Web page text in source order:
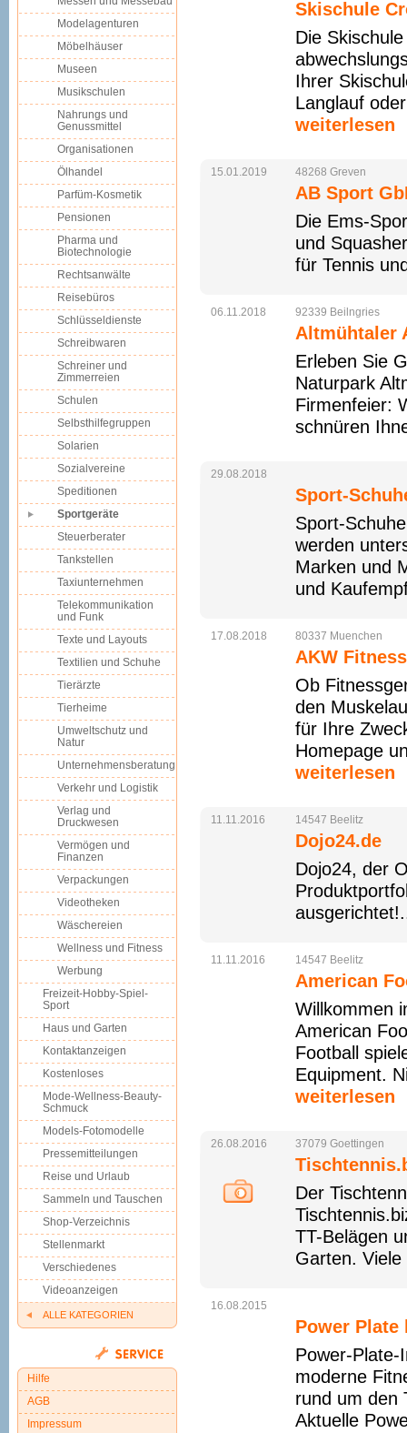
Skischule
Die
Ihrer
Langlauf
weiterlesen
15.01.2019 48268 Greven
AB Sport
Die Ems-
und
für Tennis
06.11.2018 92339 Beilngries
Altmühtaler
Erleben Sie
Naturpark
Firmenfeier:
schnüren
29.08.2018
Sport-
Sport-
werden
Marken und
und
17.08.2018 80337 Muenchen
AKW
Ob
den
für Ihre
Homepage
weiterlesen
11.11.2016 14547 Beelitz
Dojo24.de
Dojo24, der
11.11.2016 14547 Beelitz
American
Willkommen
American
Football
Equipment.
weiterlesen
26.08.2016 37079 Goettingen
Der
TT-Belägen
Garten.
16.08.2015
Power Plate
Power-Plate-
moderne
rund um den
Aktuelle
Modelagenturen
Möbelhäuser
Museen
Musikschulen
Nahrungs und
Genussmittel
Organisationen
Ölhandel
Parfüm-Kosmetik
Pensionen
Pharma und
Biotechnologie
Rechtsanwälte
Reisebüros
Schlüsseldienste
Schreibwaren
Schreiner und
Zimmerreien
Schulen
Selbsthilfegruppen
Solarien
Sozialvereine
Speditionen
Sportgeräte
Steuerberater
Tankstellen
Taxiunternehmen
Telekommunikation
und Funk
Texte und Layouts
Textilien und Schuhe
Tierärzte
Tierheime
Umweltschutz und
Natur
Unternehmensberatung
Verkehr und Logistik
Verlag und
Druckwesen
Vermögen und
Finanzen
Verpackungen
Videotheken
Wäschereien
Wellness und Fitness
Werbung
Freizeit-Hobby-Spiel-
Sport
Haus und Garten
Kontaktanzeigen
Kostenloses
Mode-Wellness-Beauty-
Schmuck
Models-Fotomodelle
Pressemitteilungen
Reise und Urlaub
Sammeln und Tauschen
Shop-Verzeichnis
Stellenmarkt
Verschiedenes
Videoanzeigen
ALLE KATEGORIEN
Hilfe
AGB
Impressum